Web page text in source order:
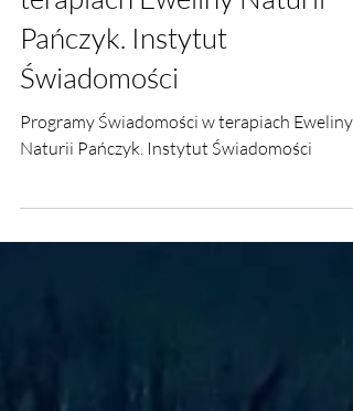
Programy Świadomości w
terapiach Eweliny Naturii
Pańczyk. Instytut
Naturii Pańczyk. Instytut Świadomości